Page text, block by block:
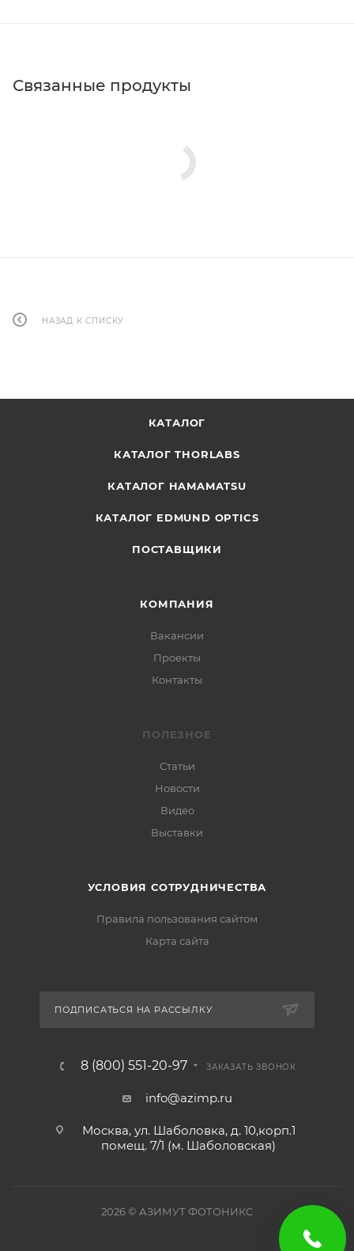
Связанные продукты
НАЗАД К СПИСКУ
КАТАЛОГ
КАТАЛОГ THORLABS
КАТАЛОГ HAMAMATSU
КАТАЛОГ EDMUND OPTICS
ПОСТАВЩИКИ
КОМПАНИЯ
Вакансии
Проекты
Контакты
ПОЛЕЗНОЕ
Статьи
Новости
Видео
Выставки
УСЛОВИЯ СОТРУДНИЧЕСТВА
Правила пользования сайтом
Карта сайта
ПОДПИСАТЬСЯ НА РАССЫЛКУ
8 (800) 551-20-97 ЗАКАЗАТЬ ЗВОНОК
info@azimp.ru
Москва, ул. Шаболовка, д. 10,корп.1
помещ. 7/1 (м. Шаболовская)
2026© АЗИМУТ ФОТОНИКС